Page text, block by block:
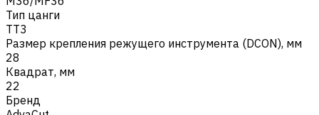
Тип цанги
TT3
Размер крепления режущего инструмента (DCON), мм
28
Квадрат, мм
22
Бренд